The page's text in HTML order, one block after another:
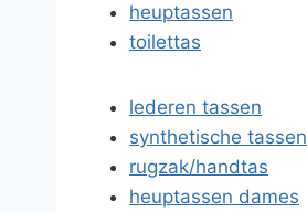
heuptassen
toilettas
lederen tassen
synthetische tassen
rugzak/handtas
heuptassen dames